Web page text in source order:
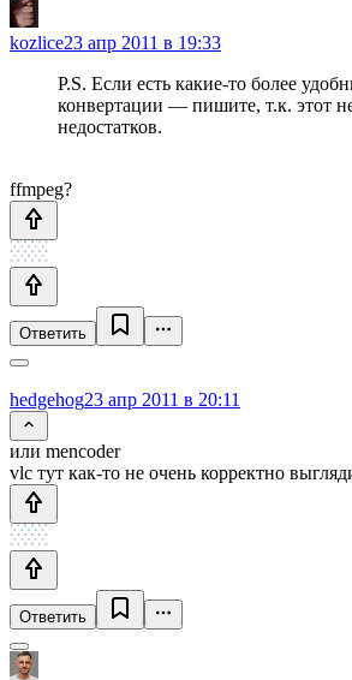
kozlice23 апр 2011 в 19:33
P.S. Если есть какие-то более
конвертации — пишите, т.к. этот
недостатков.
ffmpeg?
Ответить
hedgehog23 апр 2011 в 20:11
или mencoder
vlc тут как-то не очень корректно
Ответить